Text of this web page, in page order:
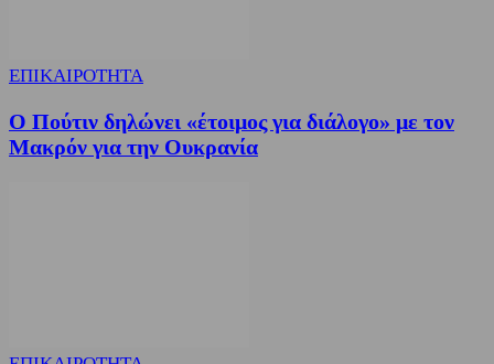
ΕΠΙΚΑΙΡΟΤΗΤΑ
Ο Πούτιν δηλώνει «έτοιμος για διάλογο» με τον
Μακρόν για την Ουκρανία